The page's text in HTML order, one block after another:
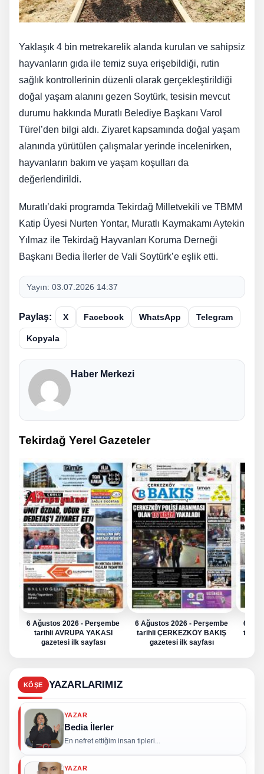
Yaklaşık 4 bin metrekarelik alanda kurulan ve sahipsiz
hayvanların gıda ile temiz suya erişebildiği, rutin
sağlık kontrollerinin düzenli olarak gerçekleştirildiği
doğal yaşam alanını gezen Soytürk, tesisin mevcut
durumu hakkında Muratlı Belediye Başkanı Varol
Türel’den bilgi aldı. Ziyaret kapsamında doğal yaşam
alanında yürütülen çalışmalar yerinde incelenirken,
hayvanların bakım ve yaşam koşulları da
değerlendirildi.
Muratlı’daki programda Tekirdağ Milletvekili ve TBMM
Katip Üyesi Nurten Yontar, Muratlı Kaymakamı Aytekin
Yılmaz ile Tekirdağ Hayvanları Koruma Derneği
Başkanı Bedia İlerler de Vali Soytürk’e eşlik etti.
Yayın: 03.07.2026 14:37
Paylaş: X Facebook WhatsApp Telegram
Kopyala
Haber Merkezi
Tekirdağ Yerel Gazeteler
6 Ağustos 2026 - Perşembe
tarihli AVRUPA YAKASI
gazetesi ilk sayfası
6 Ağustos 2026 - Perşembe
tarihli ÇERKEZKÖY BAKIŞ
gazetesi ilk sayfası
6
tarihli
KÖŞE YAZARLARIMIZ
YAZAR
Bedia İlerler
En nefret ettiğim insan tipleri...
YAZAR